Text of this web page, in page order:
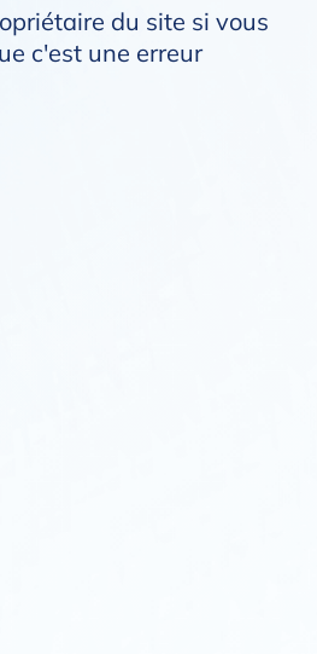
du site si vous
c'est une erreur